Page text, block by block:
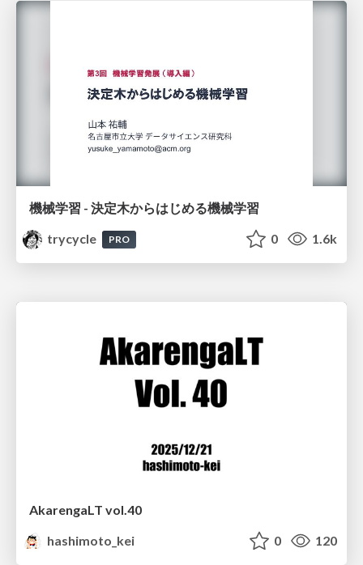
機械学習 - 決定木からはじめる機械学習
trycycle
PRO 0 1.6k
AkarengaLT vol.40
hashimoto_kei
0 120